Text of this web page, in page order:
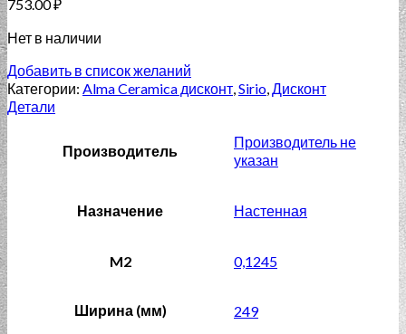
753.00₽
Нет в наличии
Добавить в список желаний
Категории: Alma Ceramica дисконт,Sirio,Дисконт
Детали
Производитель
Производитель не
указан
Назначение Настенная
M2 0,1245
Ширина (мм) 249